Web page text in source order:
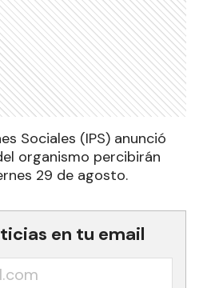
Sociales (IPS) anunció
organismo percibirán
29 de agosto.
en tu email